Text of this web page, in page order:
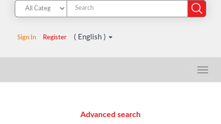
Sign In Register ( English )
Advanced search